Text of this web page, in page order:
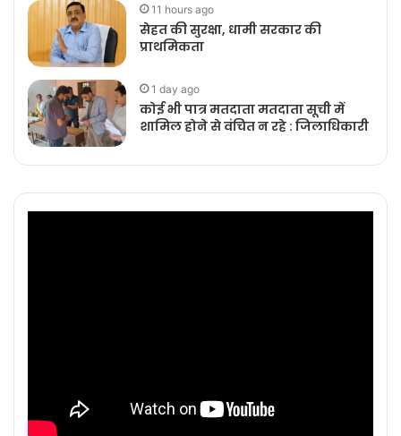
11 hours ago
सेहत की सुरक्षा, धामी सरकार की
प्राथमिकता
1 day ago
कोई भी पात्र मतदाता मतदाता सूची में
शामिल होने से वंचित न रहे : जिलाधिकारी